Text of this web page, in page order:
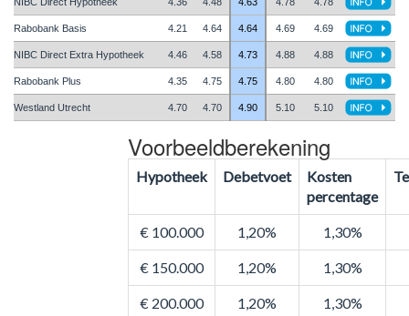
Rabobank Basis 4.21 4.64 4.64 4.69 4.69
NIBC Direct Extra Hypotheek 4.46 4.58 4.73 4.88 4.88
Rabobank Plus 4.35 4.75 4.75 4.80 4.80
Westland Utrecht 4.70 4.70 4.90 5.10 5.10
Voorbeeldberekening
Hypotheek Debetvoet
Kosten
percentage
€ 100.000 1,20% 1,30%
€ 150.000 1,20% 1,30%
€ 200.000 1,20% 1,30%